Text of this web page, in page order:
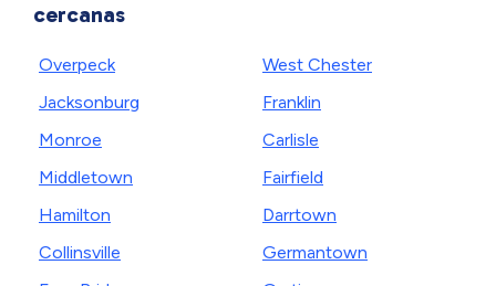
cercanas
Overpeck
Jacksonburg
Monroe
Middletown
Hamilton
Collinsville
West Chester
Franklin
Carlisle
Fairfield
Darrtown
Germantown